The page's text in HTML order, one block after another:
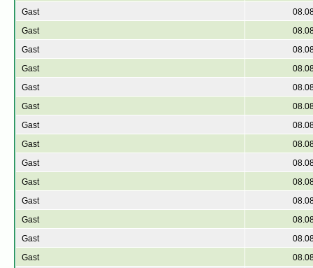
Gast
Gast
Gast
Gast
Gast
Gast
Gast
Gast
Gast
Gast
Gast
Gast
Gast
Gast